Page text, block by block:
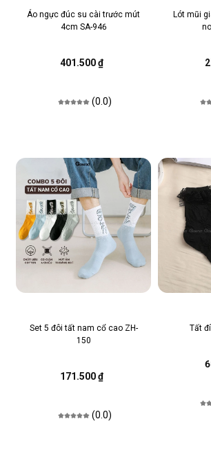
Áo ngực đúc su cài trước mút
4cm SA-946
401.500 ₫
(0.0)
Lót mũi
Set 5 đôi tất nam cổ cao ZH-
150
171.500 ₫
(0.0)
Tất